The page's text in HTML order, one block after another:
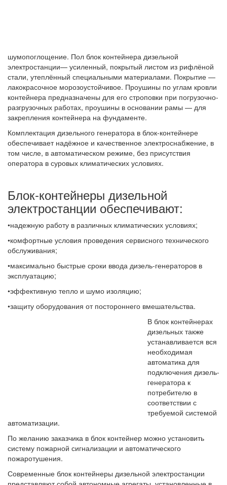
шумопоглощение. Пол блок контейнера дизельной
электростанции— усиленный, покрытый листом из рифлёной
стали, утеплённый специальными материалами. Покрытие —
лакокрасочное морозоустойчивое. Проушины по углам кровли
контейнера предназначены для его строповки при погрузочно-
разгрузочных работах, проушины в основании рамы — для
закрепления контейнера на фундаменте.
Комплектация дизельного генератора в блок-контейнере
обеспечивает надёжное и качественное электроснабжение, в
том числе, в автоматическом режиме, без присутствия
оператора в суровых климатических условиях.
Блок-контейнеры дизельной
электростанции обеспечивают:
•надежную работу в различных климатических условиях;
•комфортные условия проведения сервисного технического
обслуживания;
•максимально быстрые сроки ввода дизель-генераторов в
эксплуатацию;
•эффективную тепло и шумо изоляцию;
•защиту оборудования от постороннего вмешательства.
В блок контейнерах
дизельных также
устанавливается вся
необходимая
автоматика для
подключения дизель-
генератора к
потребителю в
соответствии с
требуемой системой
автоматизации.
По желанию заказчика в блок контейнер можно установить
систему пожарной сигнализации и автоматического
пожаротушения.
Современные блок контейнеры дизельной электростанции